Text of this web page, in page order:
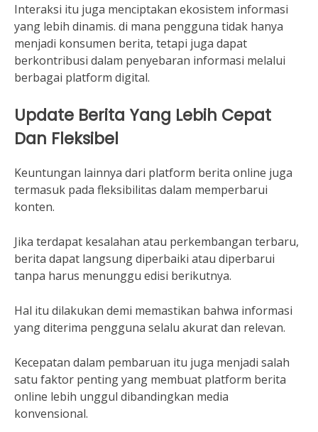
Interaksi itu juga menciptakan ekosistem informasi
yang lebih dinamis. di mana pengguna tidak hanya
menjadi konsumen berita, tetapi juga dapat
berkontribusi dalam penyebaran informasi melalui
berbagai platform digital.
Update Berita Yang Lebih Cepat
Dan Fleksibel
Keuntungan lainnya dari platform berita online juga
termasuk pada fleksibilitas dalam memperbarui
konten.
Jika terdapat kesalahan atau perkembangan terbaru,
berita dapat langsung diperbaiki atau diperbarui
tanpa harus menunggu edisi berikutnya.
Hal itu dilakukan demi memastikan bahwa informasi
yang diterima pengguna selalu akurat dan relevan.
Kecepatan dalam pembaruan itu juga menjadi salah
satu faktor penting yang membuat platform berita
online lebih unggul dibandingkan media
konvensional.